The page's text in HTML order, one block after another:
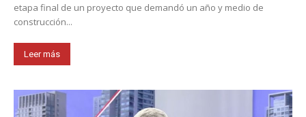
etapa final de un proyecto que demandó un año y medio de
construcción...
Leer más